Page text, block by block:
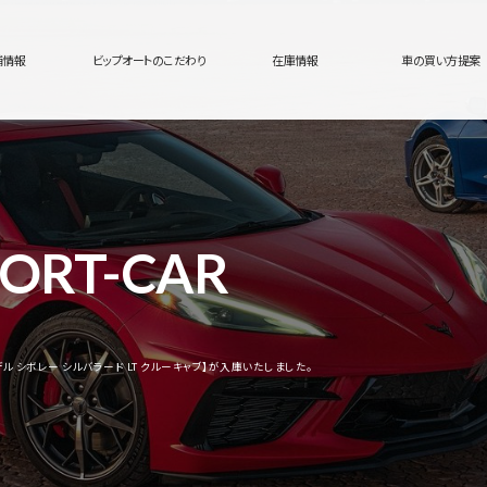
報 ビップオートのこだわり 在庫情報 車の買い方提案
CAR
ボレー シルバラード LT クルーキャブ】が入庫いたしました。